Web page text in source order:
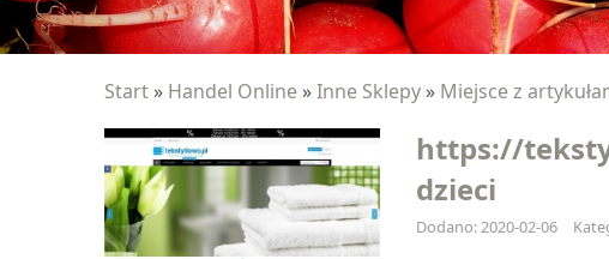
Start » Handel Online »Inne Sklepy » Miejsce z
https://
dzieci
Dodano: 2020-02-06